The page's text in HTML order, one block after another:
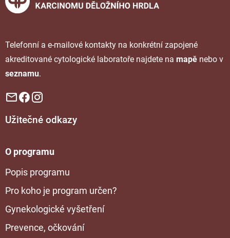
Telefonní a e-mailové kontakty na konkrétní zapojené
akreditované cytologické laboratoře najdete na mapě nebo v
seznamu.
Užitečné odkazy
O programu
Popis programu
Pro koho je program určen?
Gynekologické vyšetření
Prevence, očkování